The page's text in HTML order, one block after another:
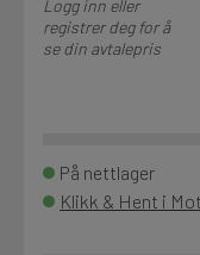
Logg inn eller
registrer deg for å
se din avtalepris
På nettlager
Klikk & Hent i